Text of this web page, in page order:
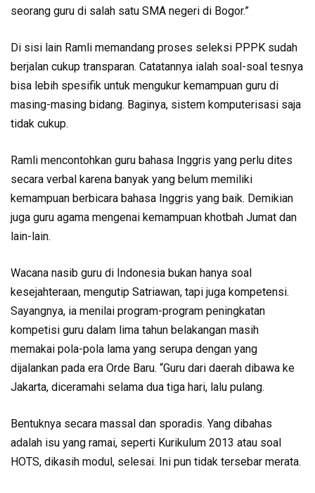
seorang guru di salah satu SMA negeri di Bogor.”
Di sisi lain Ramli memandang proses seleksi PPPK sudah
berjalan cukup transparan. Catatannya ialah soal-soal tesnya
bisa lebih spesifik untuk mengukur kemampuan guru di
masing-masing bidang. Baginya, sistem komputerisasi saja
tidak cukup.
Ramli mencontohkan guru bahasa Inggris yang perlu dites
secara verbal karena banyak yang belum memiliki
kemampuan berbicara bahasa Inggris yang baik. Demikian
juga guru agama mengenai kemampuan khotbah Jumat dan
lain-lain.
Wacana nasib guru di Indonesia bukan hanya soal
kesejahteraan, mengutip Satriawan, tapi juga kompetensi.
Sayangnya, ia menilai program-program peningkatan
kompetisi guru dalam lima tahun belakangan masih
memakai pola-pola lama yang serupa dengan yang
dijalankan pada era Orde Baru. “Guru dari daerah dibawa ke
Jakarta, diceramahi selama dua tiga hari, lalu pulang.
Bentuknya secara massal dan sporadis. Yang dibahas
adalah isu yang ramai, seperti Kurikulum 2013 atau soal
HOTS, dikasih modul, selesai. Ini pun tidak tersebar merata.